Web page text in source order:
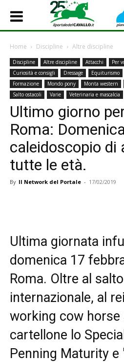
Home Discipline Altre discipline
Discipline Altre discipline Attacchi Per
Curiosità e consigli
Dressage Equiturismo
Formazione
Mondo pony Monta western
Salto ostacoli
Varie Veterinaria e mascalcia
Ultimo giorno
Roma:
caleidoscopio di
tutte le età.
By Il Network del Portale - 17/02/2019
Ultima giornata
domenica 17
Roma. Oltre al
internazionale, al
working cow horse
cartellone lo
Penning Maturity e